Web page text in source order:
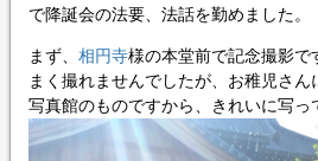
で降誕会の法要、法話を勤めました。
まず、 相円寺様の本堂前で記念撮影で
まく撮れませんでしたが、お稚児さ
写真館のものですから、きれいに写っ